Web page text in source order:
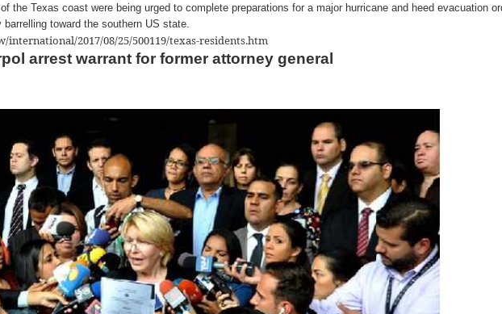
the Texas coast were being urged to complete preparations for a major hurricane and heed evacuation
toward the southern US state.
2017/08/25/500119/texas-residents.htm
arrest warrant for former attorney general